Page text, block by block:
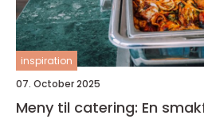
inspiration
07. October 2025
Meny til catering: En